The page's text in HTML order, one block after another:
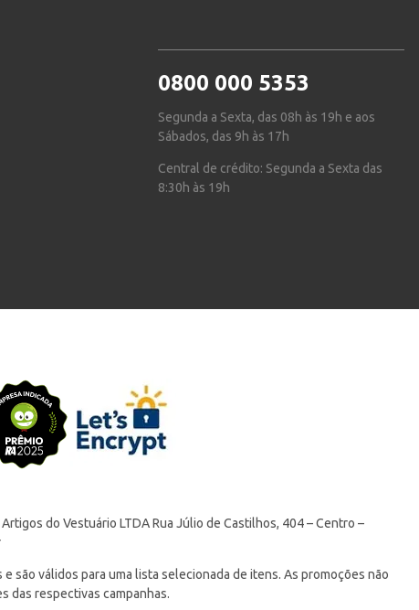
0800 000 5353
Segunda a Sexta, das 08h às 19h e aos
Sábados, das 9h às 17h
Central de crédito: Segunda a Sexta das
8:30h às 19h
do Vestuário LTDA Rua Júlio de Castilhos, 404 – Centro –
são válidos para uma lista selecionada de itens. As promoções não
das respectivas campanhas.